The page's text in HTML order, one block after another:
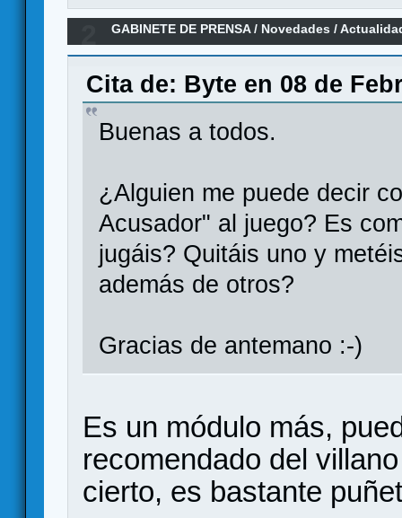
GABINETE DE PRENSA/ Novedades /
CHAMPIONS, un LCG en el universo Marvel
Cita de: Byte en 08 de
Buenas a todos.
¿Alguien me puede decir
Acusador" al juego? Es
jugáis? Quitáis uno y
además de otros?
Gracias de antemano :-)
Es un módulo más,
recomendado del
cierto, es bastante